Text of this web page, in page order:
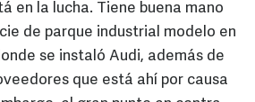
en la lucha. Tiene buena mano
de parque industrial modelo en
se instaló Audi, además de
que está ahí por causa